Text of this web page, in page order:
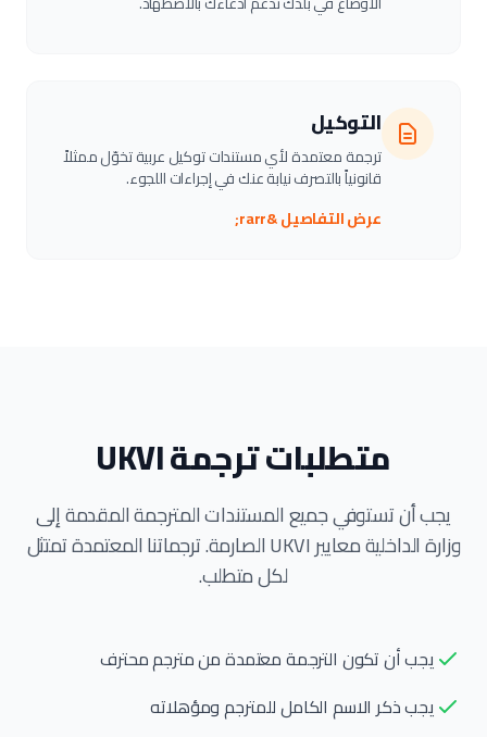
التوكيل
ترجمة معتمدة لأي مستندات توكيل عربية تخوّل ممثلاً
قانونياً بالتصرف نيابة عنك في إجراءات اللجوء.
عرض التفاصيل &rarr;
متطلبات ترجمة UKVI
يجب أن تستوفي جميع المستندات المترجمة المقدمة إلى
وزارة الداخلية معايير UKVI الصارمة. ترجماتنا المعتمدة تمتثل
لكل متطلب.
يجب أن تكون الترجمة معتمدة من مترجم محترف
يجب ذكر الاسم الكامل للمترجم ومؤهلاته